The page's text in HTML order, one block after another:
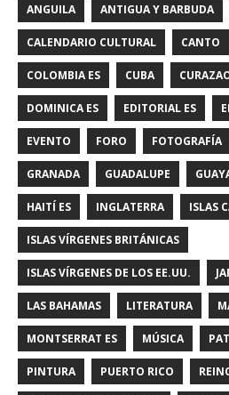
ANGUILA ANTIGUA Y BARBUDA
CALENDARIO CULTURAL CANTO
COLOMBIA ES CUBA
DOMINICA ES EDITORIAL ES
EVENTO FORO FOTOGRAFÍA
GRANADA GUADALUPE
HAITÍ ES INGLATERRA ISLAS
ISLAS VÍRGENES BRITÁNICAS
ISLAS VÍRGENES DE LOS EE.UU.
LAS BAHAMAS LITERATURA
MONTSERRAT ES MÚSICA
PINTURA PUERTO RICO